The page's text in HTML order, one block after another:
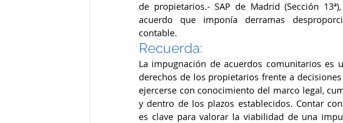
de propietarios.- SAP de Madrid (Sección
acuerdo que imponía derramas
contable.
Recuerda:
La impugnación de acuerdos comunitarios es
derechos de los propietarios frente a
ejercerse con conocimiento del marco legal,
y dentro de los plazos establecidos. Contar
es clave para valorar la viabilidad de una